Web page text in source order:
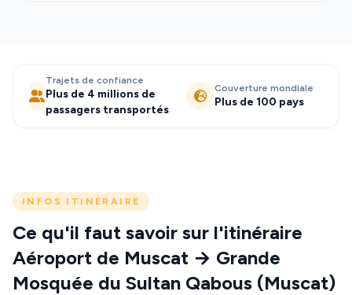
Trajets de confiance
Plus de 4 millions de
passagers transportés
Couverture mondiale
Plus de 100 pays
INFOS ITINÉRAIRE
Ce qu'il faut savoir sur l'itinéraire
Aéroport de Muscat → Grande
Mosquée du Sultan Qabous (Muscat)